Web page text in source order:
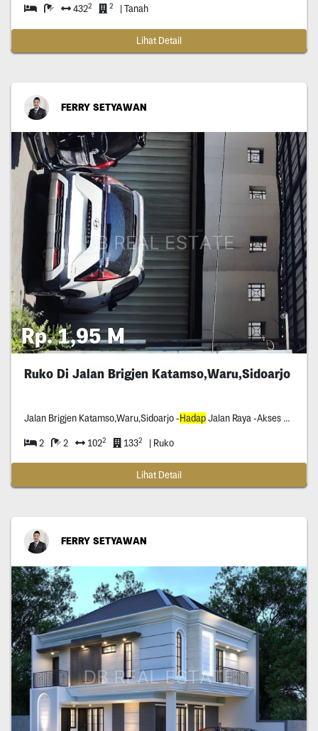
4322 2 | Tanah
Lihat Detail
FERRY SETYAWAN
Rp. 1,95 M
Ruko Di Jalan Brigjen Katamso,Waru,Sidoarjo
Jalan Brigjen Katamso,Waru,Sidoarjo -HadapJalan Raya -Akses Bisa Dilewati Container -Disekitaran Situ Banyak Pabrik Pabrik -Dekat Exit Tol
2 2 1022 1332 | Ruko
Lihat Detail
FERRY SETYAWAN